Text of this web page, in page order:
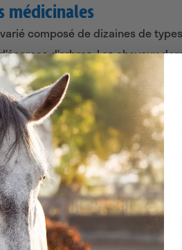
médicinales
composé de dizaines de
d’arbres. Les chevaux
qu’on leur donne. De
loin de contenir tous les
peu diversifiés et n’apportent
plantes et fleurs sont
d’ajouter des herbes à
voulez en savoir plus sur les
Lisez ensuite notreblog.